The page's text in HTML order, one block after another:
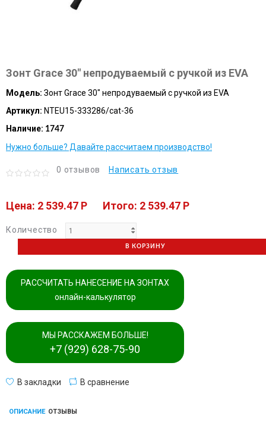
Зонт Grace 30" непродуваемый с ручкой из EVA
Модель: Зонт Grace 30" непродуваемый с ручкой из EVA
Артикул: NTEU15-333286/cat-36
Наличие: 1747
Нужно больше? Давайте рассчитаем производство!
0 отзывов Написать отзыв
Цена: 2 539.47 P Итого: 2 539.47 P
Количество
В КОРЗИНУ
РАССЧИТАТЬ НАНЕСЕНИЕ НА ЗОНТАХ
онлайн-калькулятор
МЫ РАССКАЖЕМ БОЛЬШЕ!
+7 (929) 628-75-90
В закладки В сравнение
ОПИСАНИЕ ОТЗЫВЫ